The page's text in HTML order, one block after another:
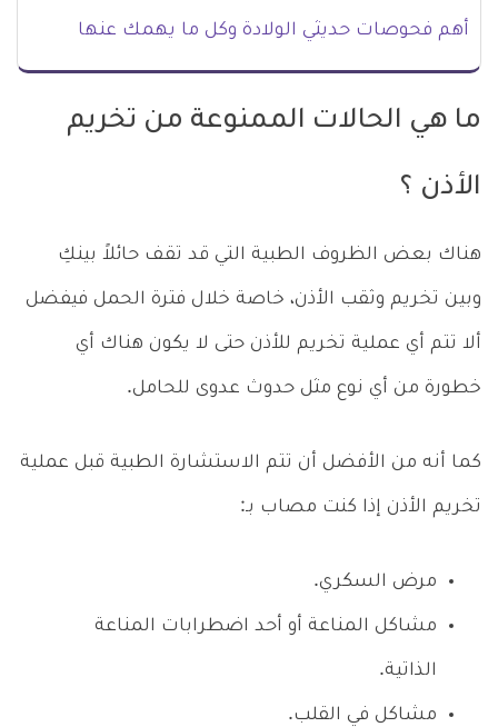
أهم فحوصات حديثي الولادة وكل ما يهمك عنها
ما هي الحالات الممنوعة من تخريم
الأذن ؟
هناك بعض الظروف الطبية التي قد تقف حائلاً بينكِ
وبين تخريم وثقب الأذن، خاصة خلال فترة الحمل فيفضل
ألا تتم أي عملية تخريم للأذن حتى لا يكون هناك أي
خطورة من أي نوع مثل حدوث عدوى للحامل.
كما أنه من الأفضل أن تتم الاستشارة الطبية قبل عملية
تخريم الأذن إذا كنت مصاب بـ:
مرض السكري.
مشاكل المناعة أو أحد اضطرابات المناعة
الذاتية.
مشاكل في القلب.